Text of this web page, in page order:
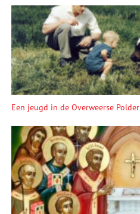
Een jeugd in de Overweerse Polder